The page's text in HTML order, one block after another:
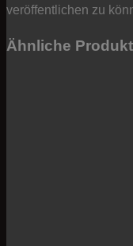
veröffentlichen zu
Ähnliche